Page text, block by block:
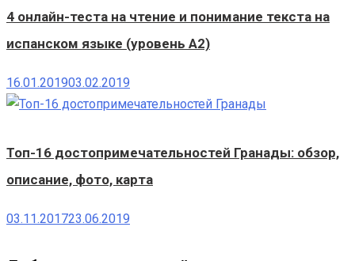
4 онлайн-теста на чтение и понимание текста на
испанском языке (уровень A2)
16.01.201903.02.2019
Топ-16 достопримечательностей Гранады: обзор,
описание, фото, карта
03.11.201723.06.2019